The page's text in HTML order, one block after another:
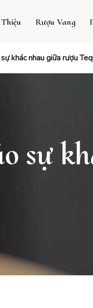
Rượu Vang
khác nhau giữa rượu
sự